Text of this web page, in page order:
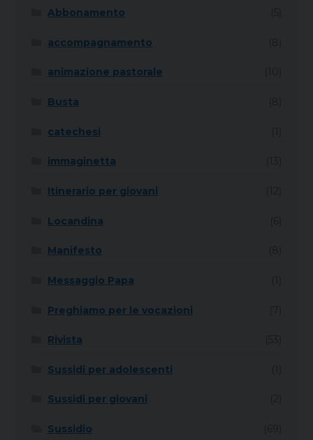
Abbonamento
accompagnamento
animazione pastorale
Busta
catechesi
immaginetta
Itinerario per giovani
Locandina
Manifesto
Messaggio Papa
Preghiamo per le vocazioni
Rivista
Sussidi per adolescenti
Sussidi per giovani
Sussidio